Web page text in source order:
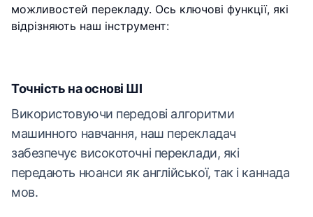
можливостей перекладу. Ось ключові функції, які
відрізняють наш інструмент:
Точність на основі ШІ
Використовуючи передові алгоритми
машинного навчання, наш перекладач
забезпечує високоточні переклади, які
передають нюанси як англійської, так і каннада
мов.